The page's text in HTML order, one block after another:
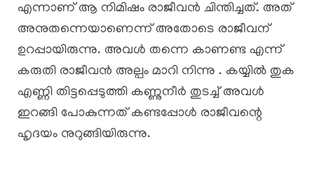
എന്നാണ് ആ നിമിഷം രാജീവൻ ചിന്തിച്ചത്. അത്
അനുതന്നെയാണെന്ന് അതോടെ രാജീവന്
ഉറപ്പായിരുന്നു. അവൾ തന്നെ കാണണ്ട എന്ന്
കരുതി രാജീവൻ അല്പം മാറി നിന്നു . കയ്യിൽ തുക
എണ്ണി തിട്ടപ്പെടുത്തി കണ്ണുനീർ തുടച്ച് അവൾ
ഇറങ്ങി പോകുന്നത് കണ്ടപ്പോൾ രാജീവന്റെ
ഹൃദയം നുറുങ്ങിയിരുന്നു.